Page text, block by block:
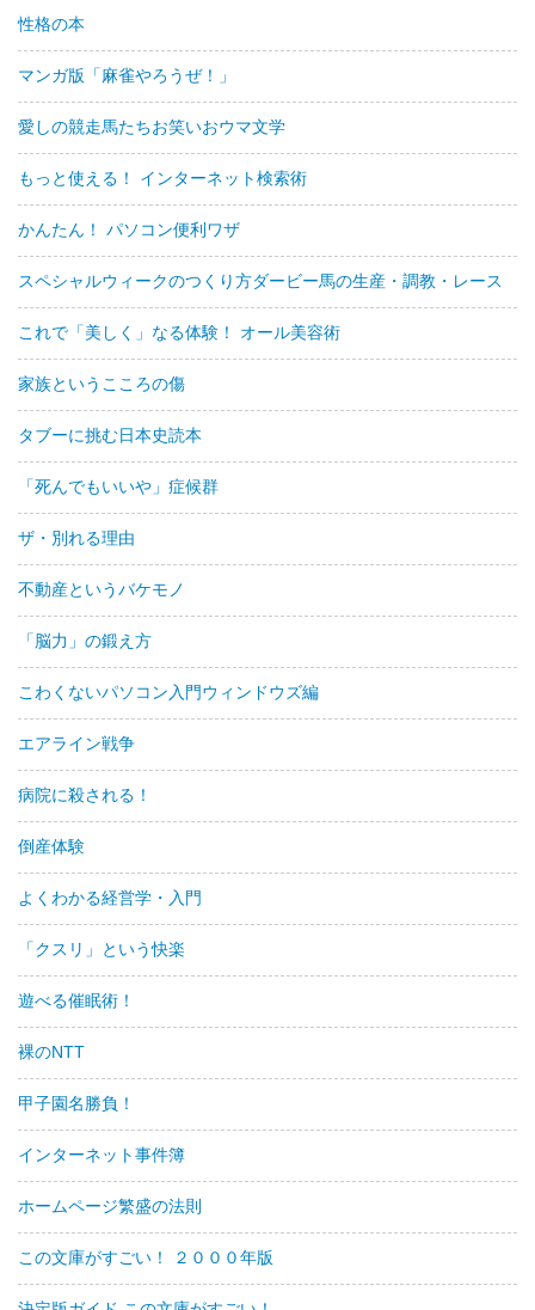
性格の本
マンガ版「麻雀やろうぜ！」
愛しの競走馬たちお笑いおウマ文学
もっと使える！ インターネット検索術
かんたん！ パソコン便利ワザ
スペシャルウィークのつくり方ダービー馬の生産・調教・レース
これで「美しく」なる体験！ オール美容術
家族というこころの傷
タブーに挑む日本史読本
「死んでもいいや」症候群
ザ・別れる理由
不動産というバケモノ
「脳力」の鍛え方
こわくないパソコン入門ウィンドウズ編
エアライン戦争
病院に殺される！
倒産体験
よくわかる経営学・入門
「クスリ」という快楽
遊べる催眠術！
裸のNTT
甲子園名勝負！
インターネット事件簿
ホームページ繁盛の法則
この文庫がすごい！ ２０００年版